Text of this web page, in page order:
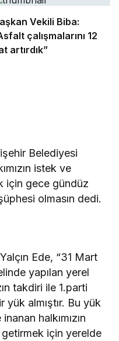
Vekili Biba:
çalışmalarını 12
artırdık”
Belediyesi
istek ve
için gece gündüz
olmasın dedi.
Ede, “31 Mart
yapılan yerel
takdiri ile 1.parti
yük almıştır. Bu yük
halkımızın
için yerelde